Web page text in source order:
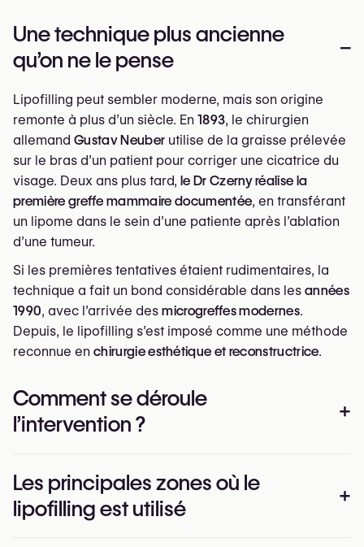
Une technique plus ancienne
qu’on ne le pense
–
Lipofilling peut sembler moderne, mais son origine
remonte à plus d’un siècle. En 1893, le chirurgien
allemand Gustav Neuber utilise de la graisse prélevée
sur le bras d’un patient pour corriger une cicatrice du
visage. Deux ans plus tard, le Dr Czerny réalise la
première greffe mammaire documentée, en transférant
un lipome dans le sein d’une patiente après l’ablation
d’une tumeur.
Si les premières tentatives étaient rudimentaires, la
technique a fait un bond considérable dans les années
1990, avec l’arrivée desmicrogreffes modernes.
Depuis, le lipofilling s’est imposé comme une méthode
reconnue en chirurgie esthétique et reconstructrice.
Comment se déroule
l’intervention ?
+
La graisse est retirée par liposuccion à faible pression
dans des zones comme l’abdomen, les flancs,
l’intérieur des cuisses ou les hanches. L’objectif est de
Les principales zones où le
lipofilling est utilisé
+